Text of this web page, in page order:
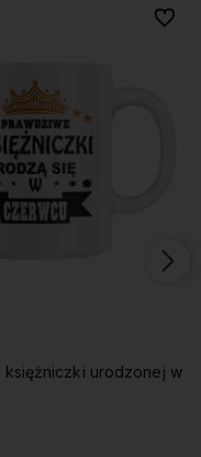
księżniczki urodzonej w
Do
Do